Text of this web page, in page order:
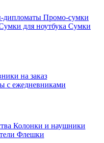
дипломаты Промо-сумки
для ноутбука Сумки
на заказ
с ежедневниками
Колонки и наушники
Флешки